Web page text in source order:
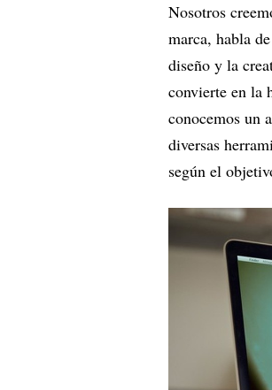
Nosotros
marca, habla
diseño y la
convierte en la
conocemos un
diversas
según el